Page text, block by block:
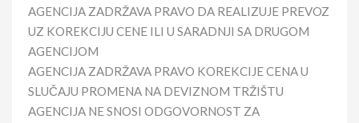
AGENCIJA ZADRŽAVA PRAVO DA REALIZUJE PREVOZ
UZ KOREKCIJU CENE ILI U SARADNJI SA DRUGOM
AGENCIJOM
AGENCIJA ZADRŽAVA PRAVO KOREKCIJE CENA U
SLUČAJU PROMENA NA DEVIZNOM TRŽIŠTU
AGENCIJA NE SNOSI ODGOVORNOST ZA